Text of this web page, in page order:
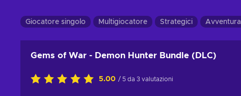
Giocatore singolo Multigiocatore Strategici Avventura
Gems of War - Demon Hunter Bundle (DLC)
5.00 / 5 da 3 valutazioni